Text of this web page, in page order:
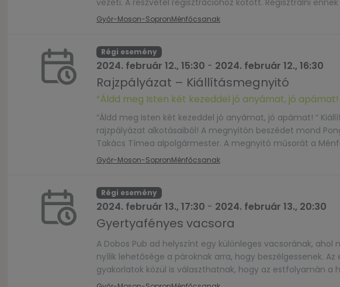
vezeti. A részvétel regisztrációhoz kötött. Regisztrálni
jelentkezés sorrendjében telik fel. Minden nap új
Győr-Moson-SopronMénfőcsanak
Régi esemény
2024. február 12., 15:30 - 2024. február 12., 16:30
Rajzpályázat – Kiállításmegnyitó
“Áldd meg Isten két kezeddel jó anyámat, jó apámat!
“Áldd meg Isten két kezeddel jó anyámat, jó apámat! “
rajzpályázat alkotásaiból! A megnyitón beszédet mond
Takács Tímea alpolgármester. A megnyitó műsorát a
a Világosvár Tagóvoda gyermekei adják! A műsorban
Győr-Moson-SopronMénfőcsanak
Régi esemény
2024. február 13., 17:30 - 2024. február 13., 20:30
Gyertyafényes vacsora
A Dobos Pub ad helyszínt egy különleges vacsorának,
nyílik lehetősége a pároknak arra, hogy beszélgessenek.
gyakorlatok közül is választhatnak, hogy az estfolyamán a
Regisztráció: http://tinyurl.com/vacsora2024 (A három